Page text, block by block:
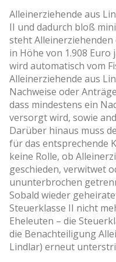
Alleinerziehende aus
II und dadurch bloß
steht
in Höhe von 1.908
wird automatisch vom
Alleinerziehende aus
Nachweise oder
dass mindestens ein
versorgt wird, sowie
Darüber hinaus muss
für das entsprechende
keine Rolle, ob
geschieden, verwitwet
ununterbrochen
Sobald wieder
Steuerklasse II nicht
Eheleuten – die
die Benachteiligung
Lindlar) erneut